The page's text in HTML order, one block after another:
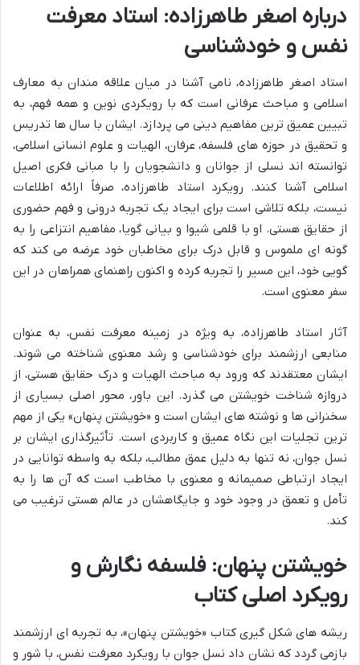
درباره اصغر طاهرزاده: استاد معرفت
نفس و خودشناسی
استاد اصغر طاهرزاده، نامی آشنا در میان علاقه مندان به معارف
اسلامی و مباحث عرفانی است که با رویکردی نوین و همه فهم، به
تبیین عمیق ترین مفاهیم دینی می پردازد. ایشان با سال ها تدریس
و تحقیق در حوزه های فلسفه، عرفان، الهیات و علوم انسانی اسلامی،
توانسته اند نسلی از جوانان و دانشجویان را با مبانی فکری اصیل
اسلامی آشنا کنند. رویکرد استاد طاهرزاده، صرفاً ارائه اطلاعات
نیست، بلکه تلاشی است برای ایجاد یک تجربه درونی و فهم حضوری
از حقایق هستی. او با قلمی شیوا و بیانی گویا، مفاهیم انتزاعی را به
گونه ای ملموس و قابل درک برای مخاطبان خود عرضه می کند که
گویی خود، این مسیر را تجربه کرده و اکنون راهنمای همراهان در این
سفر معنوی است.
آثار استاد طاهرزاده، به ویژه در زمینه معرفت نفس، به عنوان
منابعی ارزشمند برای خودشناسی و رشد معنوی شناخته می شوند.
ایشان معتقدند که ورود به مباحث الهیات و درک حقایق هستی، از
دروازه شناخت خویشتن می گذرد. این باور، محور اصلی بسیاری از
سخنرانی ها و نوشته های ایشان است و «خویشتن پنهان» یکی از مهم
ترین تجلیات این نگاه عمیق و کاربردی است. تأثیرگذاری ایشان بر
نسل جوان، نه تنها به دلیل عمق مطالب، بلکه به واسطه توانایی در
ایجاد ارتباطی صمیمانه و معنوی با مخاطب است که آن ها را به
تأمل و تعمق در وجود خود و جایگاهشان در عالم هستی ترغیب می
کند.
خویشتن پنهان: فلسفه نگارش و
رویکرد اصلی کتاب
ریشه های شکل گیری کتاب «خویشتن پنهان»، به تجربه ای ارزشمند
بازمی گردد که نشان داد نسل جوان با رویکرد معرفت نفس، با شور و